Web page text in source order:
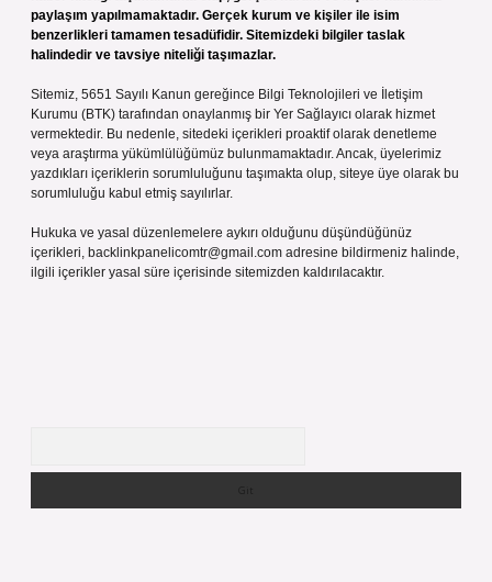
paylaşım yapılmamaktadır. Gerçek kurum ve kişiler ile isim
benzerlikleri tamamen tesadüfidir. Sitemizdeki bilgiler taslak
halindedir ve tavsiye niteliği taşımazlar.
Sitemiz, 5651 Sayılı Kanun gereğince Bilgi Teknolojileri ve İletişim
Kurumu (BTK) tarafından onaylanmış bir Yer Sağlayıcı olarak hizmet
vermektedir. Bu nedenle, sitedeki içerikleri proaktif olarak denetleme
veya araştırma yükümlülüğümüz bulunmamaktadır. Ancak, üyelerimiz
yazdıkları içeriklerin sorumluluğunu taşımakta olup, siteye üye olarak bu
sorumluluğu kabul etmiş sayılırlar.
Hukuka ve yasal düzenlemelere aykırı olduğunu düşündüğünüz
içerikleri, backlinkpanelicomtr@gmail.com adresine bildirmeniz halinde,
ilgili içerikler yasal süre içerisinde sitemizden kaldırılacaktır.